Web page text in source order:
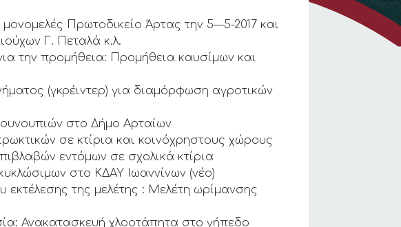
Πρωτοδικείο Άρτας την 5—5-2017 και
Γ. Πεταλά κ.λ.
την προμήθεια: Προμήθεια καυσίμων και
(γκρέιντερ) για διαμόρφωση αγροτικών
στο Δήμο Αρταίων
σε κτίρια και κοινόχρηστους χώρους
εντόμων σε σχολικά κτίρια
στο ΚΔΑΥ Ιωαννίνων (νέο)
εκτέλεσης της μελέτης : Μελέτη ωρίμανσης
Ανακατασκευή χλοοτάπητα στο γήπεδο